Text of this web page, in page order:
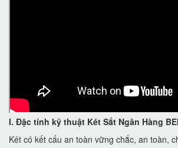
I. Đặc tính kỹ thuật Két Sắt Ngân Hàng
Két có kết cấu an toàn vững chắc, an toàn,